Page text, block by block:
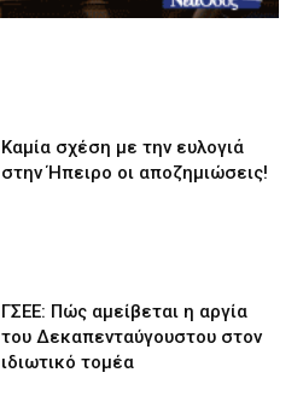
Καμία σχέση με την ευλογιά
στην Ήπειρο οι αποζημιώσεις!
ΓΣΕΕ: Πώς αμείβεται η αργία
του Δεκαπενταύγουστου στον
ιδιωτικό τομέα